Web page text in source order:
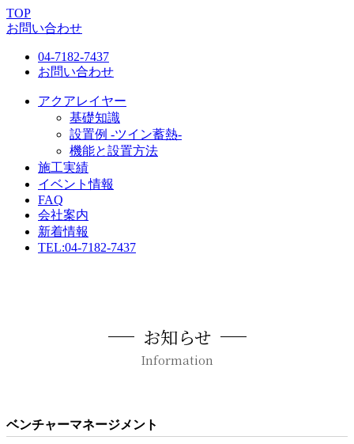
TOP
お問い合わせ
04-7182-7437
お問い合わせ
アクアレイヤー
基礎知識
設置例 -ツイン蓄熱-
機能と設置方法
施工実績
イベント情報
FAQ
会社案内
新着情報
TEL:04-7182-7437
お知らせ
Information
ベンチャーマネージメント